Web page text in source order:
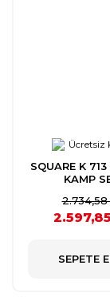
Ücretsiz
SQUARE K
KAMP
2.734,58
SEPETE